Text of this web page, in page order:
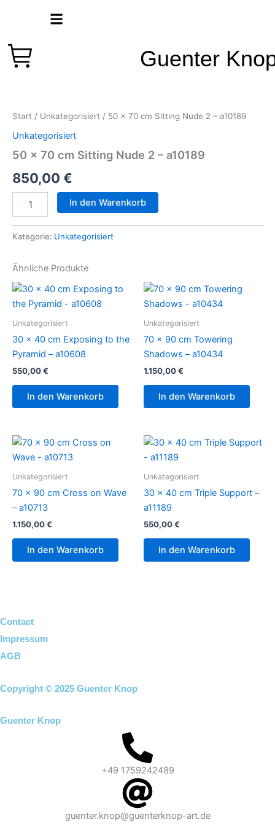
Guenter
Start / Unkategorisiert / 50 x 70 cm Sitting Nude 2 – a10189
Unkategorisiert
50 x 70 cm Sitting Nude 2 – a10189
850,00 €
cm
Sitting
2
a10189
Menge
In den Warenkorb
Kategorie: Unkategorisiert
Ähnliche Produkte
Unkategorisiert
30 x 40 cm Exposing to the
Pyramid – a10608
550,00€
In den Warenkorb
Unkategorisiert
70 x 90 cm Towering
Shadows – a10434
1.150,00€
In den Warenkorb
Unkategorisiert
70 x 90 cm Cross on Wave
– a10713
1.150,00€
In den Warenkorb
Unkategorisiert
30 x 40 cm Triple Support –
a11189
550,00€
In den Warenkorb
Contact
Impressum
AGB
Copyright © 2025 Guenter Knop
Guenter Knop
+49 1759242489
guenter.knop@guenterknop-art.de